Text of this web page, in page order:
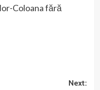
Coloana fără
Next: